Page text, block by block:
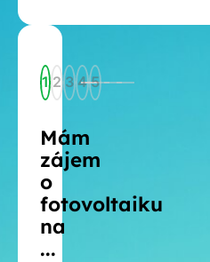
1 2 3 4 5
Mám
zájem
o
fotovoltaiku
na
...